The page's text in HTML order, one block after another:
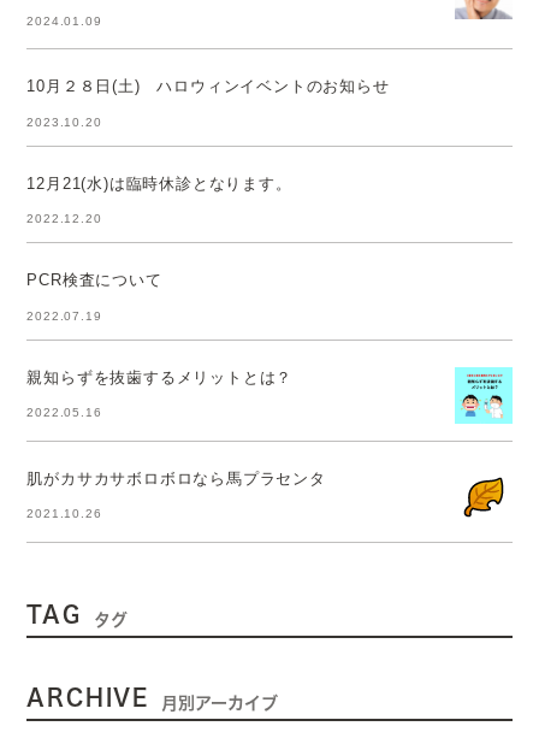
2024.01.09
10月２８日(土) ハロウィンイベントのお知らせ
2023.10.20
12月21(水)は臨時休診となります。
2022.12.20
PCR検査について
2022.07.19
親知らずを抜歯するメリットとは？
2022.05.16
肌がカサカサボロボロなら馬プラセンタ
2021.10.26
TAG タグ
ARCHIVE 月別アーカイブ